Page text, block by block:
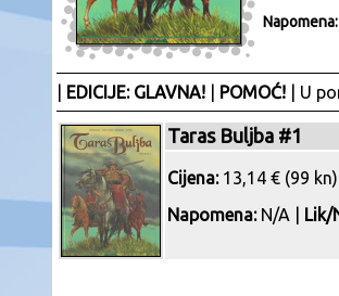
Napomena:
EDICIJE: GLAVNA! POMOĆ! | U
Taras Buljba #1
Cijena:13,14 € (99 kn)
Napomena:N/A | Lik/